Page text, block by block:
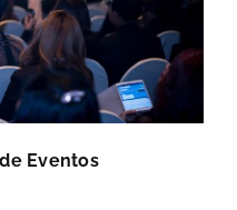
Eventos